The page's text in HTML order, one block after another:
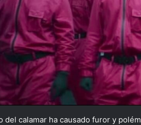
del calamar ha causado furor y